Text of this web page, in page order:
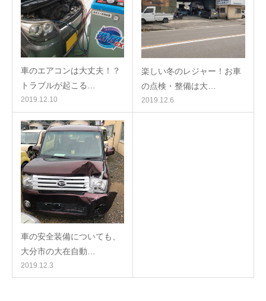
車のエアコンは大丈夫！？
トラブルが起こる…
2019.12.10
楽しい冬のレジャー！お車
の点検・整備は大…
2019.12.6
車の安全装備についても、
大分市の大在自動…
2019.12.3